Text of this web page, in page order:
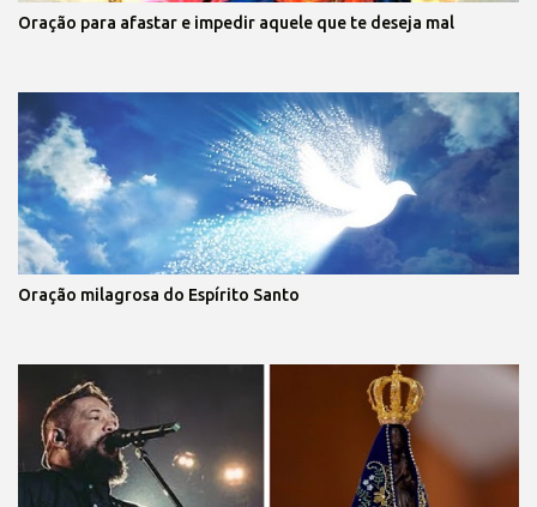
Oração para afastar e impedir aquele que te deseja mal
Oração milagrosa do Espírito Santo